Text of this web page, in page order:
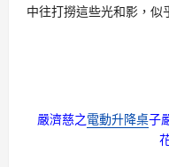
中往打撈這些光和影，似
嚴濟慈之電動升降桌子